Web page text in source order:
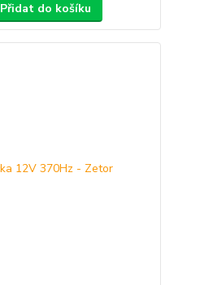
Přidat do košíku